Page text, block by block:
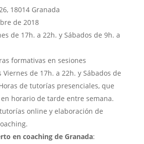
18014 Granada
de 2018
de 17h. a 22h. y Sábados de 9h. a
formativas en sesiones
de 17h. a 22h. y Sábados de
de tutorías presenciales, que
horario de tarde entre semana.
online y elaboración de
en coaching de Granada: